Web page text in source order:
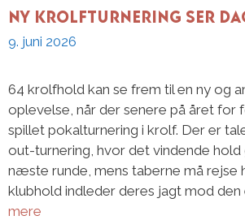
Ny krolfturnering ser
9. juni 2026
64 krolfhold kan se frem til en ny og
oplevelse, når der senere på året for
spillet pokalturnering i krolf. Der er
out-turnering, hvor det vindende hold
næste runde, mens taberne må rejse
klubhold indleder deres jagt mod den
mere